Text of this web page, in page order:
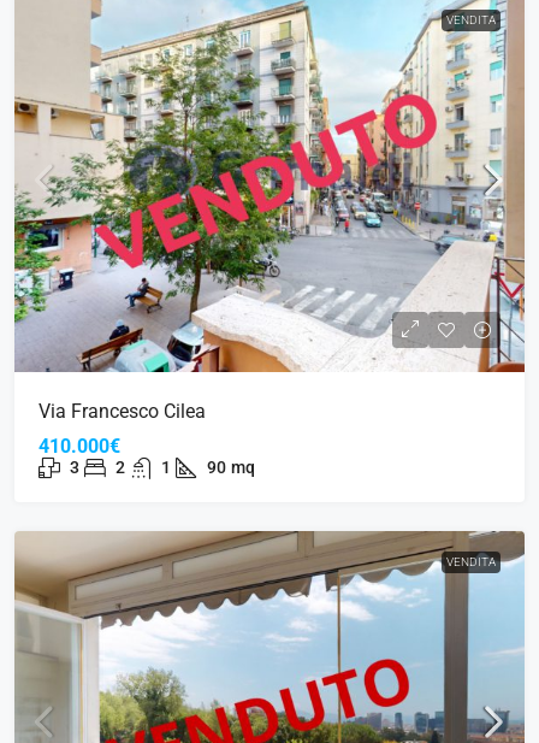
VENDITA
Via Francesco Cilea
410.000€
3 2 1 90 mq
VENDITA